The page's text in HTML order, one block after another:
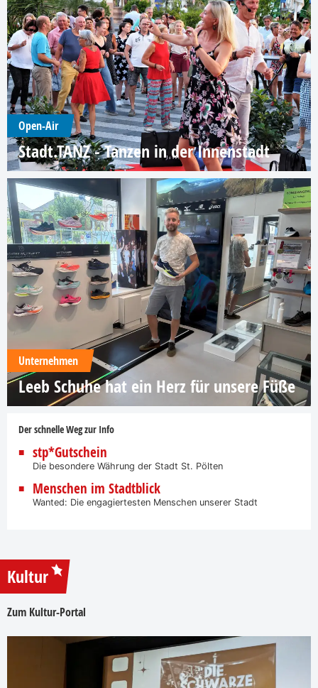
Open-Air
Stadt.TANZ - Tanzen in der Innenstadt
Unternehmen
Leeb Schuhe hat ein Herz für unsere Füße
Der schnelle Weg zur Info
stp*Gutschein
Die besondere Währung der Stadt St. Pölten
Menschen im Stadtblick
Wanted: Die engagiertesten Menschen unserer Stadt
Kultur
Zum Kultur-Portal